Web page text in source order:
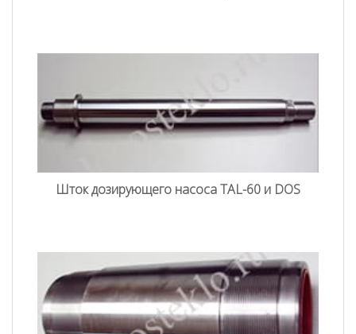
Шток дозирующего насоса TAL-60 и DOS